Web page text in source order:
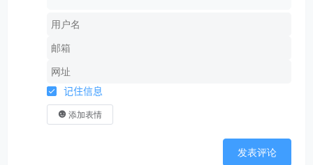
记住信息
添加表情
发表评论